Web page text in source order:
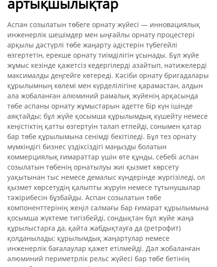
Аспан созылатын төбеге орнату жүйесі — инновациялық
инженерлік шешімдер мен ыңғайлы орнату процестері
арқылы дәстүрлі төбе жаңарту әдістерін түбегейлі
өзгертетін, ерекше орнату тиімділігін ұсынады. Бұл жүйе
жұмыс кезінде қажетсіз кедергілерді азайтып, нәтижелерді
максималды деңгейге көтереді. Кәсіби орнату бригадалары
құрылымның көлемі мен күрделілігіне қарамастан, алдын
ала жобаланған алюминий рамалық жүйенің арқасында
төбе аспаны орнату жұмыстарын әдетте бір күн ішінде
аяқтайды; бұл жүйе қосымша құрылымдық күшейту немесе
кеңістіктің қатты өзгертуін талап етпейді, сонымен қатар
бар төбе құрылымына сенімді бекітіледі. Бұл тез орнату
мүмкіндігі бизнес үздіксіздігі маңызды болатын
коммерциялық ғимараттар үшін өте құнды, себебі аспан
созылатын төбенің орнатылуы жиі қызмет көрсету
уақытынан тыс немесе демалыс күндерінде жүргізіледі, ол
қызмет көрсетудің қалыпты жүруін немесе тұтынушылар
тәжірибесін бұзбайды. Аспан созылатын төбе
компоненттерінің жеңіл салмағы бар ғимарат құрылымына
қосымша жүктеме тигізбейді, сондықтан бұл жүйе жаңа
құрылыстарға да, қайта жабдықтауға да (ретрофит)
қолданылады; құрылымдық жаңартулар немесе
инженерлік бағалаулар қажет етілмейді. Дәл жобаланған
алюминий периметрлік рельс жүйесі бар төбе бетінің